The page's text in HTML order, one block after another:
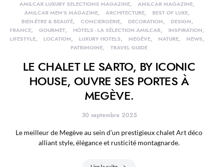
AMILCAR LUXURY SELECTIONS MAGAZINE
AMILCAR MAGAZINE
AMILCAR MEN'S MAGAZINE
ARCHITECTURE
BEST OF LUXE
BIEN-ÊTRE & BEAUTÉ
CONCIERGERIE DECORATION
DESIGN
FRANCE
GOURMET HÔTELS - LA SÉLECTION AMILCAR
INSPIRATION
LIFESTYLE
LOCATION LUXURY HOTELS MEGÈVE NATURE
NEWS
PATRIMOINE
TRAVEL GUIDE
LE CHALET LE SARTO, BY ICONIC
HOUSE, OUVRE SES PORTES À
MEGÈVE.
30 septembre 2025
Le meilleur de Megève au sein d’un prestigieux chalet Art déco
alliant style, élégance et rusticité montagnarde.